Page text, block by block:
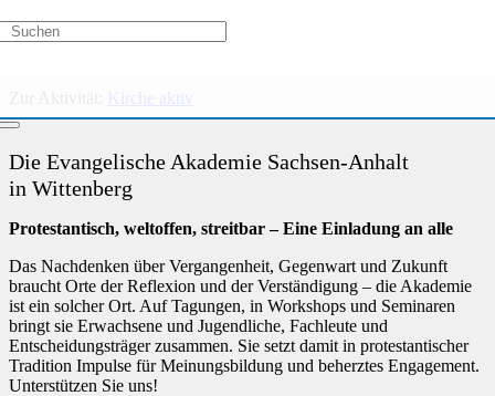
Kurs nicht verfügbar
Zur Aktivität:Am Gartenzaun – Zusammenkommen, Sprechen und
Die Evangelische Akademie Sachsen-Anhalt
in Wittenberg
Protestantisch, weltoffen, streitbar – Eine Einladung an alle
Das Nachdenken über Vergangenheit, Gegenwart und Zukunft
braucht Orte der Reflexion und der Verständigung – die Akademie
ist ein solcher Ort. Auf Tagungen, in Workshops und Seminaren
bringt sie Erwachsene und Jugendliche, Fachleute und
Entscheidungsträger zusammen. Sie setzt damit in protestantischer
Tradition Impulse für Meinungsbildung und beherztes Engagement.
Unterstützen Sie uns!